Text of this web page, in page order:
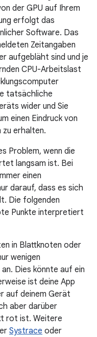
der GPU auf Ihrem
erfolgt das
Software. Das
Zeitangaben
aufgebläht sind und je
CPU-Arbeitslast
tatsächliche
wider und Sie
einen Eindruck von
zu erhalten.
Problem, wenn die
langsam ist. Bei
einen
darauf, dass es sich
Die folgenden
Punkte interpretiert
in Blattknoten oder
wenigen
Dies könnte auf ein
ist deine App
auf deinem Gerät
aber darüber
rot ist. Weitere
Systrace oder